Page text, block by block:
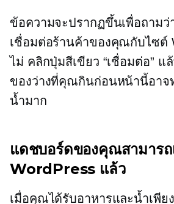
ข้อความจะปรากฏขึ้นเพื่อถาม
เชื่อมต่อร้านค้าของคุณกับไซต์
ไม่ คลิกปุ่มสีเขียว “เชื่อมต่อ” แ
ของว่างที่คุณกินก่อนหน้านี้อาจ
น้ำมาก
แดชบอร์ดของคุณสามารถ
WordPress แล้ว
เมื่อคุณได้รับอาหารและน้ำเพี